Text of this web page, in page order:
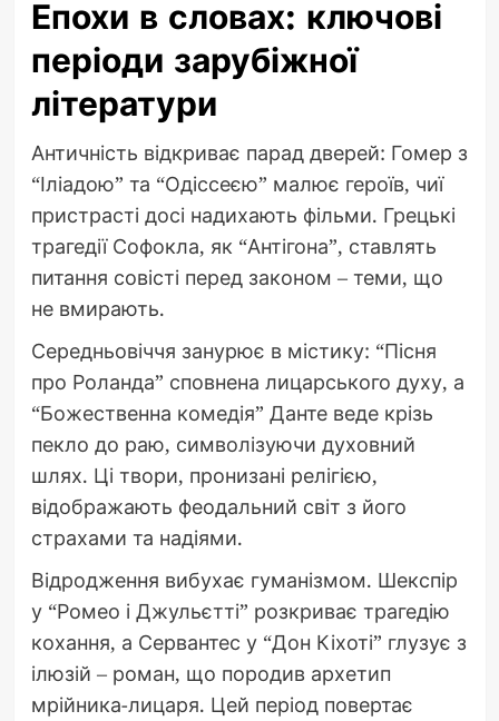
Епохи в словах: ключові
періоди зарубіжної
літератури
Античність відкриває парад дверей: Гомер з
“Іліадою” та “Одіссеєю” малює героїв, чиї
пристрасті досі надихають фільми. Грецькі
трагедії Софокла, як “Антігона”, ставлять
питання совісті перед законом – теми, що
не вмирають.
Середньовіччя занурює в містику: “Пісня
про Роланда” сповнена лицарського духу, а
“Божественна комедія” Данте веде крізь
пекло до раю, символізуючи духовний
шлях. Ці твори, пронизані релігією,
відображають феодальний світ з його
страхами та надіями.
Відродження вибухає гуманізмом. Шекспір
у “Ромео і Джульєтті” розкриває трагедію
кохання, а Сервантес у “Дон Кіхоті” глузує з
ілюзій – роман, що породив архетип
мрійника-лицаря. Цей період повертає